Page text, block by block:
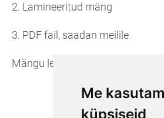
Me
küpsiseid
2. Lamineeritud mäng
3. PDF fail, saadan meilile
Mängu leiab